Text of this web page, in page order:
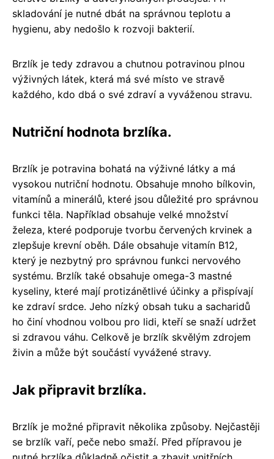
skladování je nutné dbát na správnou teplotu a
hygienu, aby nedošlo k rozvoji bakterií.
Brzlík je tedy zdravou a chutnou potravinou plnou
výživných látek, která má své místo ve stravě
každého, kdo dbá o své zdraví a vyváženou stravu.
Nutriční hodnota brzlíka.
Brzlík je potravina bohatá na výživné látky a má
vysokou nutriční hodnotu. Obsahuje mnoho bílkovin,
vitamínů a minerálů, které jsou důležité pro správnou
funkci těla. Například obsahuje velké množství
železa, které podporuje tvorbu červených krvinek a
zlepšuje krevní oběh. Dále obsahuje vitamín B12,
který je nezbytný pro správnou funkci nervového
systému. Brzlík také obsahuje omega-3 mastné
kyseliny, které mají protizánětlivé účinky a přispívají
ke zdraví srdce. Jeho nízký obsah tuku a sacharidů
ho činí vhodnou volbou pro lidi, kteří se snaží udržet
si zdravou váhu. Celkově je brzlík skvělým zdrojem
živin a může být součástí vyvážené stravy.
Jak připravit brzlíka.
Brzlík je možné připravit několika způsoby. Nejčastěji
se brzlík vaří, peče nebo smaží. Před přípravou je